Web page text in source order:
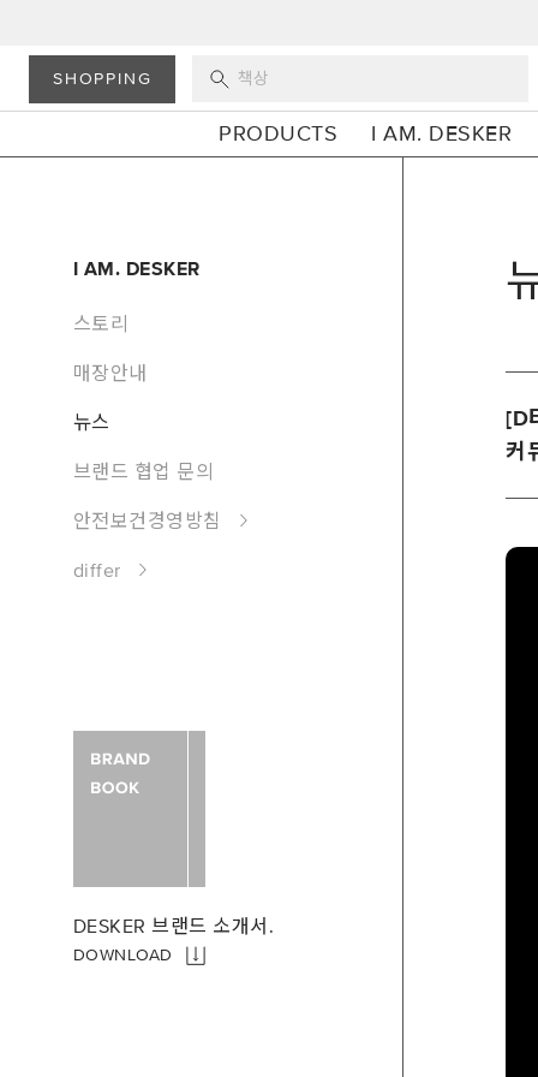
SHOPPING
PRODUCTS I AM. DESKER
I AM. DESKER
스토리
매장안내
뉴스
브랜드 협업 문의
안전보건경영방침
differ
DESKER 브랜드 소개서.
DOWNLOAD
[D
커